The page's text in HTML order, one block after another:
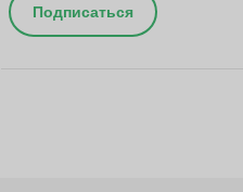
Подписаться